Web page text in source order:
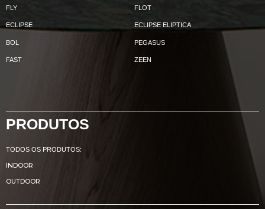
FLY FLOT
ECLIPSE ECLIPSE ELIPTICA
BOL PEGASUS
FAST ZEEN
PRODUTOS
TODOS OS PRODUTOS:
INDOOR
OUTDOOR